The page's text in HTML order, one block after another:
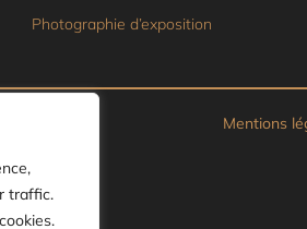
traffic.
Photographie d’exposition
Mentions